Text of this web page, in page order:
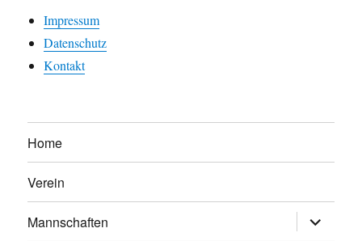
Impressum
Datenschutz
Kontakt
Home
Verein
Mannschaften
anzeigen